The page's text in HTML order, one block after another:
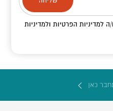
הלמדיניות הפרטיות ולמדיניות
כאן